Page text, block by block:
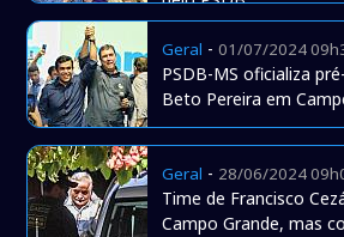
Geral -01/07/2024
PSDB-MS oficializa
Beto Pereira em
Geral - 28/06/2024
Time de Francisco
Campo Grande, mas